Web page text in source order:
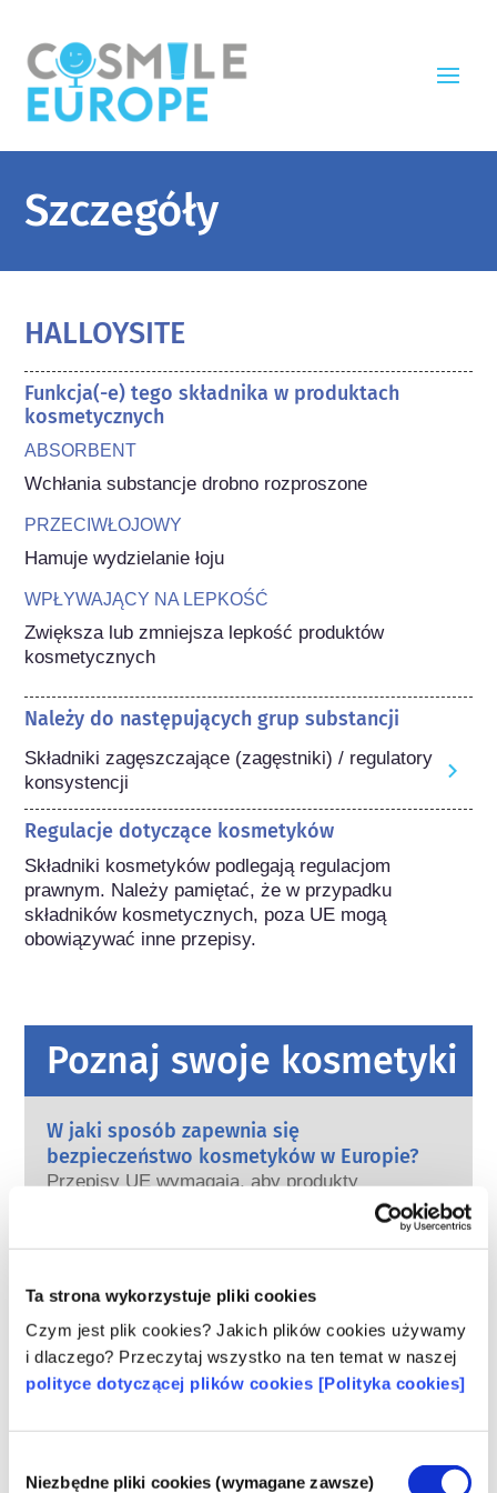
Ta strona wykorzystuje pliki cookies
Czym jest plik cookies? Jakich plików cookies używamy
i dlaczego? Przeczytaj wszystko na ten temat w naszej
polityce dotyczącej plików cookies [Polityka cookies]
zgody
Niezbędne pliki cookies (wymagane zawsze)
Szczegóły
HALLOYSITE
Funkcja(-e) tego składnika w produktach
kosmetycznych
ABSORBENT
Wchłania substancje drobno rozproszone
PRZECIWŁOJOWY
Hamuje wydzielanie łoju
WPŁYWAJĄCY NA LEPKOŚĆ
Zwiększa lub zmniejsza lepkość produktów
kosmetycznych
Należy do następujących grup substancji
Składniki zagęszczające (zagęstniki) / regulatory
konsystencji
Regulacje dotyczące kosmetyków
Składniki kosmetyków podlegają regulacjom
prawnym. Należy pamiętać, że w przypadku
składników kosmetycznych, poza UE mogą
obowiązywać inne przepisy.
Poznaj swoje kosmetyki
W jaki sposób zapewnia się
bezpieczeństwo kosmetyków w Europie?
Przepisy UE wymagają, aby produkty
kosmetyczne i higieny osobistej sprzedawane
w Unii Europejskiej były bezpieczne. Firmy
oraz krajowe i europejskie organy regulacyjne
bezpieczeństwo produktów kosmetycznych.
czytaj więcej
Co należy wiedzieć o substancjach
(ED)?
Niektórym składnikom stosowanym w
kosmetykach przypisuje się, że są
Tylko dlatego, że coś może naśladować
Czy kosmetyki są testowane na